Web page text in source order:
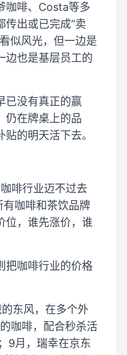
咖啡、Costa等多
传出或已完成“卖
似风光，但一边是
边也是基层员工的
已没有真正的赢
仍在牌桌上的品
的明天活下去。
啡行业迈不过去
有咖啡和茶饮品牌
位，谁先涨价，谁
把咖啡行业的价格
东风，在多个外
咖啡，配合秒杀活
9月，瑞幸在京东